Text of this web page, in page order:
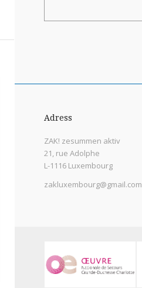
Adress
ZAK! zesummen aktiv
21, rue Adolphe
L-1116 Luxembourg
zakluxembourg@gmail.com